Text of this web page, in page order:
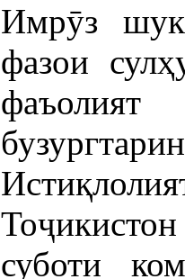
Имрӯз
фазои
суботи